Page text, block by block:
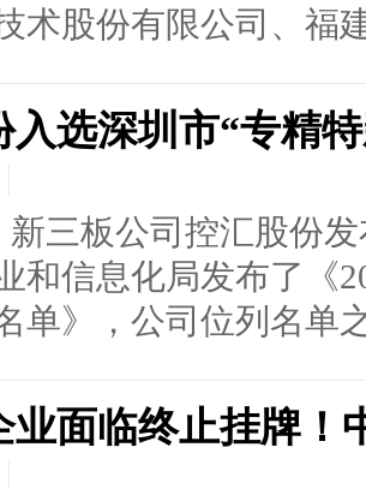
术股份有限公司、福
入选深圳市“专精
新三板公司控汇股份
和信息化局发布了《
单》，公司位列名单
业面临终止挂牌！